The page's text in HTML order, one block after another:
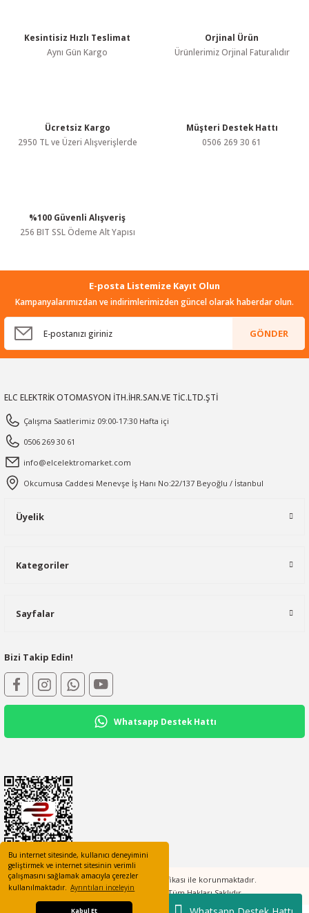
Bu internet sitesinde, kullanıcı deneyimini
geliştirmek ve internet sitesinin verimli
çalışmasını sağlamak amacıyla çerezler
kullanılmaktadır. Ayrıntıları inceleyin
Kabul Et
Ürün resmi kalitesiz, bozuk veya görüntülenemiyor.
Bu ürüne benzer farklı alternatifler olmalı.
Kesintisiz Hızlı Teslimat
Aynı Gün Kargo
Orjinal Ürün
Ürünlerimiz Orjinal Faturalıdır
Ücretsiz Kargo
2950 TL ve Üzeri Alışverişlerde
Müşteri Destek Hattı
0506 269 30 61
%100 Güvenli Alışveriş
256 BIT SSL Ödeme Alt Yapısı
E-posta Listemize Kayıt Olun
Kampanyalarımızdan ve indirimlerimizden güncel olarak haberdar olun.
GÖNDER
ELC ELEKTRİK OTOMASYON İTH.İHR.SAN.VE TİC.LTD.ŞTİ
Çalışma Saatlerimiz 09:00-17:30 Hafta içi
0506 269 30 61
info@elcelektromarket.com
Okcumusa Caddesi Menevşe İş Hanı No:22/137 Beyoğlu / İstanbul
Üyelik
Kategoriler
Sayfalar
Bizi Takip Edin!
Whatsapp Destek Hattı
Tüm bilgileriniz 256bit SSL Sertifikası ile korunmaktadır.
©2023 elcotomasyon.com Tüm Hakları Saklıdır